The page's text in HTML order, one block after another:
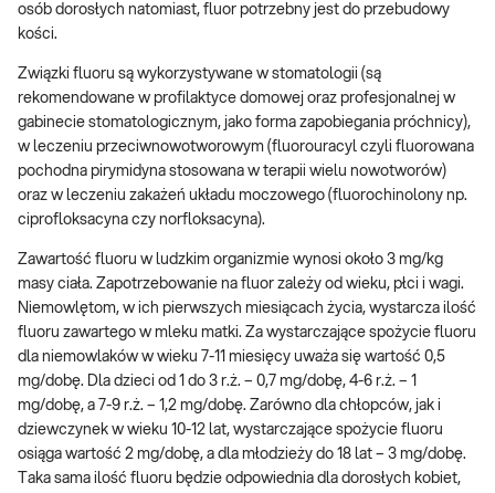
osób dorosłych natomiast, fluor potrzebny jest do przebudowy
kości.
Związki fluoru są wykorzystywane w stomatologii (są
rekomendowane w profilaktyce domowej oraz profesjonalnej w
gabinecie stomatologicznym, jako forma zapobiegania próchnicy),
w leczeniu przeciwnowotworowym (fluorouracyl czyli fluorowana
pochodna pirymidyna stosowana w terapii wielu nowotworów)
oraz w leczeniu zakażeń układu moczowego (fluorochinolony np.
ciprofloksacyna czy norfloksacyna).
Zawartość fluoru w ludzkim organizmie wynosi około 3 mg/kg
masy ciała. Zapotrzebowanie na fluor zależy od wieku, płci i wagi.
Niemowlętom, w ich pierwszych miesiącach życia, wystarcza ilość
fluoru zawartego w mleku matki. Za wystarczające spożycie fluoru
dla niemowlaków w wieku 7-11 miesięcy uważa się wartość 0,5
mg/dobę. Dla dzieci od 1 do 3 r.ż. – 0,7 mg/dobę, 4-6 r.ż. – 1
mg/dobę, a 7-9 r.ż. – 1,2 mg/dobę. Zarówno dla chłopców, jak i
dziewczynek w wieku 10-12 lat, wystarczające spożycie fluoru
osiąga wartość 2 mg/dobę, a dla młodzieży do 18 lat – 3 mg/dobę.
Taka sama ilość fluoru będzie odpowiednia dla dorosłych kobiet,